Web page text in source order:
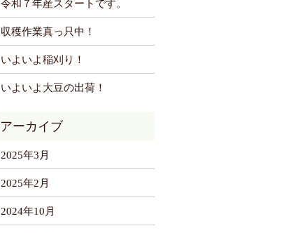
令和７年産スタートです。
収穫作業真っ只中！
いよいよ稲刈り！
いよいよ大豆の出荷！
2025年3月
2025年2月
2024年10月